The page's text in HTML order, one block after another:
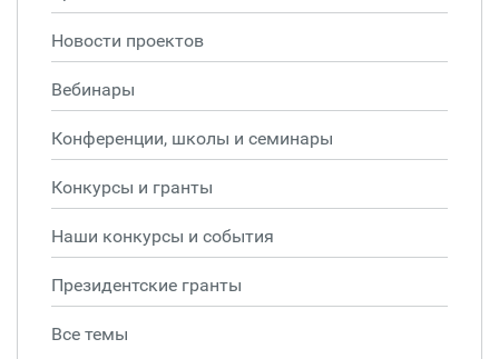
Новости проектов
Вебинары
Конференции, школы и семинары
Конкурсы и гранты
Наши конкурсы и события
Президентские гранты
Все темы